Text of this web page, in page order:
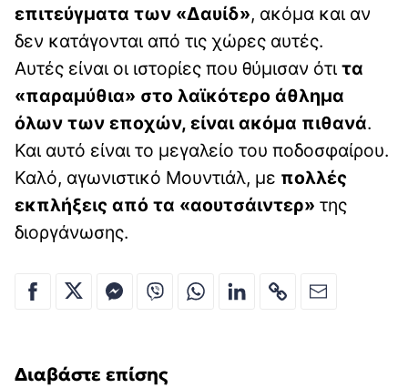
επιτεύγματα των «Δαυίδ», ακόμα και αν
δεν κατάγονται από τις χώρες αυτές.
Αυτές είναι οι ιστορίες που θύμισαν ότι τα
«παραμύθια» στο λαϊκότερο άθλημα
όλων των εποχών, είναι ακόμα πιθανά.
Και αυτό είναι το μεγαλείο του ποδοσφαίρου.
Καλό, αγωνιστικό Μουντιάλ, με πολλές
εκπλήξεις από τα «αουτσάιντερ» της
διοργάνωσης.
Διαβάστε επίσης